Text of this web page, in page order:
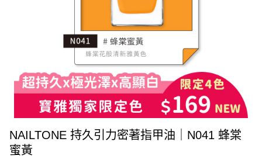
NAILTONE 持久引力密著指甲油｜N041 蜂棠
蜜黃